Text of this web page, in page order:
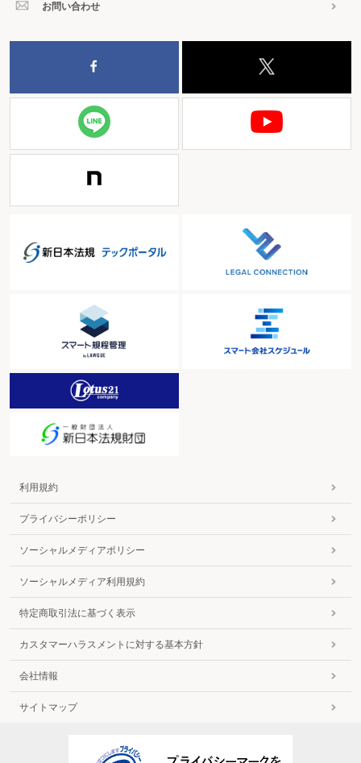
お問い合わせ
利用規約
プライバシーポリシー
ソーシャルメディアポリシー
ソーシャルメディア利用規約
特定商取引法に基づく表示
カスタマーハラスメントに対する基本方針
会社情報
サイトマップ